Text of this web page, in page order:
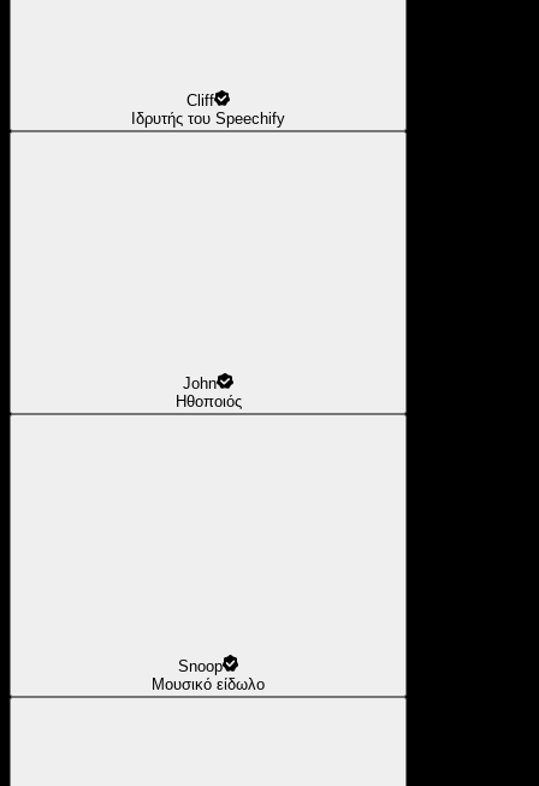
Cliff
Ιδρυτής του Speechify
John
Ηθοποιός
Snoop
Μουσικό είδωλο